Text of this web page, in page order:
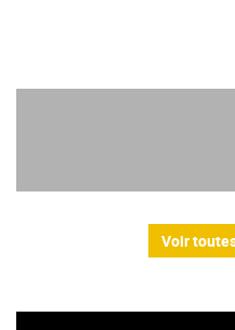
Voir